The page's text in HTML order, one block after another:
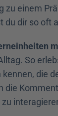
zu einem
du dir so oft
So
die
die